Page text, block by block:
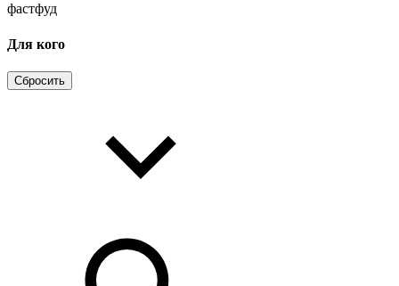
фастфуд
Для кого
Сбросить